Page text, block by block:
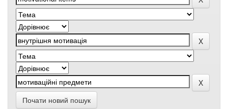
Почати новий пошук